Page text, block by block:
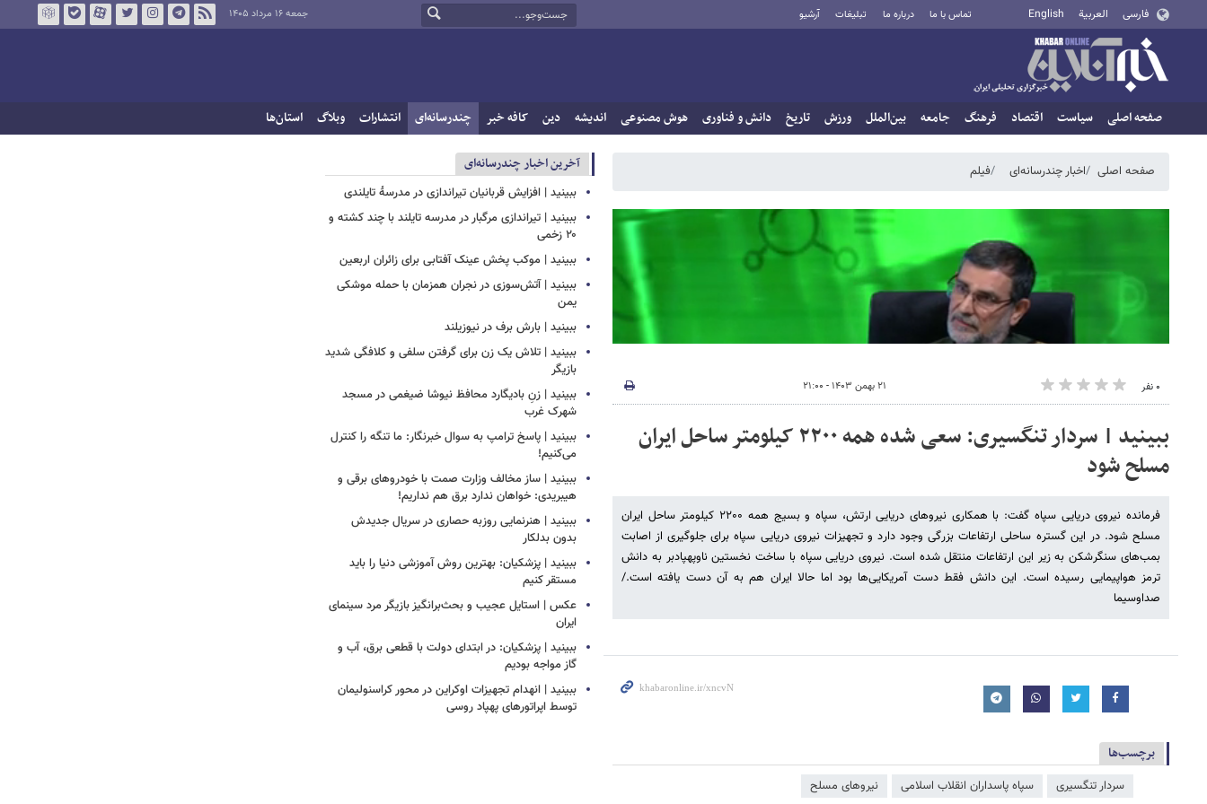
فارسی العربية English تماس با ما درباره ما تبلیغات آرشیو جمعه ۱۶ مرداد ۱۴۰۵
صفحه اصلی سیاست اقتصاد فرهنگ جامعه بین‌الملل ورزش تاریخ دانش و فناوری هوش مصنوعی اندیشه دین کافه خبر چندرسانه‌ای انتشارات وبلاگ استان‌ها
صفحه اصلی اخبار چندرسانه‌ای فیلم
۰ نفر ۲۱ بهمن ۱۴۰۳ - ۲۱:۰۰
ببینید | سردار تنگسیری: سعی شده همه ۲۲۰۰ کیلومتر ساحل ایران
مسلح شود
فرمانده نیروی دریایی سپاه گفت: با همکاری نیروهای دریایی ارتش، سپاه و بسیج همه ۲۲۰۰ کیلومتر ساحل ایران
مسلح شود. در این گستره ساحلی ارتفاعات بزرگی وجود دارد و تجهیزات نیروی دریایی سپاه برای جلوگیری از اصابت
بمب‌های سنگرشکن به زیر این ارتفاعات منتقل شده است. نیروی دریایی سپاه با ساخت نخستین ناوپهپادبر به دانش
ترمز هواپیمایی رسیده است. این دانش فقط دست آمریکایی‌ها بود اما حالا ایران هم به آن دست یافته است./
صداوسیما
برچسب‌ها
سردار تنگسیری سپاه پاسداران انقلاب اسلامی نیروهای مسلح
آخرین اخبار چندرسانه‌ای
ببینید | افزایش قربانیان تیراندازی در مدرسۀ تایلندی
ببینید | تیراندازی مرگبار در مدرسه‌ تایلند با چند کشته و
۲۰ زخمی
ببینید | موکب پخش عینک آفتابی برای زائران اربعین
ببینید | آتش‌سوزی در نجران همزمان با حمله موشکی
یمن
ببینید | بارش برف در نیوزیلند
ببینید | تلاش یک زن برای گرفتن سلفی و کلافگی شدید
بازیگر
ببینید | زنِ بادیگارد محافظ نیوشا ضیغمی در مسجد
شهرک غرب
ببینید | پاسخ ترامپ به سوال خبرنگار: ما تنگه را کنترل
می‌کنیم!
ببینید | ساز مخالف وزارت صمت با خودروهای برقی و
هیبریدی: خواهان ندارد برق هم نداریم!
ببینید | هنرنمایی روزبه حصاری در سریال جدیدش
بدون بدلکار
ببینید | پزشکیان: بهترین روش آموزشی دنیا را باید
مستقر کنیم
عکس | استایل عجیب و بحث‌برانگیز بازیگر مرد سینمای
ایران
ببینید | پزشکیان: در ابتدای دولت با قطعی برق، آب و
گاز مواجه بودیم
ببینید | انهدام تجهیزات اوکراین در محور کراسنولیمان
توسط اپراتورهای پهپاد روسی